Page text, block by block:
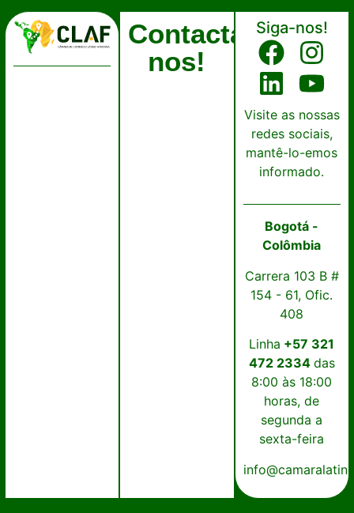
Contactar-
nos!
Siga-nos!
Visite as nossas
redes sociais,
mantê-lo-emos
informado.
Bogotá -
Colômbia
Carrera 103 B #
154 - 61, Ofic.
408
Linha +57 321
472 2334 das
8:00 às 18:00
horas, de
segunda a
sexta-feira